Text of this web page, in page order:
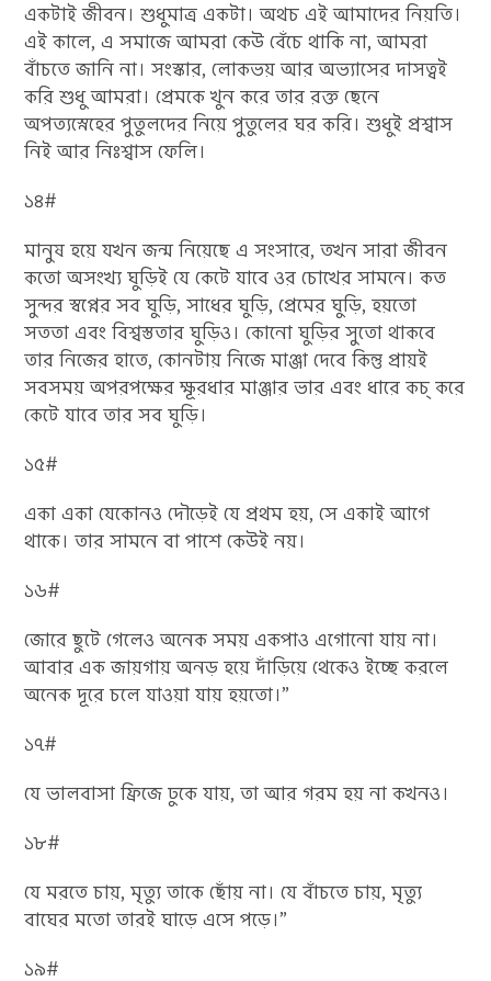
একটাই জীবন।‌ শুধুমাত্র একটা। অথচ এই আমাদের নিয়তি।
এই কালে, এ সমাজে আমরা কেউ বেঁচে থাকি না, আমরা
বাঁচতে ‌জানি না। সংস্কার, লোকভয় আর অভ্যাসের দাসত্বই
করি শুধু আমরা। প্রেমকে খুন‌ করে তার রক্ত ছেনে
অপত্যস্নেহের পুতুলদের নিয়ে পুতুলের ঘর করি। শুধুই প্রশ্বাস
নিই আর নিঃশ্বাস ফেলি।
১৪#
মানুষ হয়ে যখন‌ জন্ম নিয়েছে এ সংসারে, তখন সারা জীবন
কতো অসংখ্য ঘুড়িই যে কেটে যাবে ওর চোখের সামনে। কত
সুন্দর স্বপ্নের সব ঘুড়ি, সাধের ঘুড়ি, প্রেমের ঘুড়ি, হয়তো
সততা এবং বিশ্বস্ততার ঘুড়িও। কোনো ঘুড়ির সুতো থাকবে
তার নিজের হাতে, কোনটায় নিজে মাঞ্জা দেবে কিন্তু প্রায়ই
সবসময় অপরপক্ষের ক্ষূরধার মাঞ্জার ভার এবং ধারে কচ্ করে
কেটে যাবে তার সব ঘুড়ি।
১৫#
একা একা যেকোনও দৌড়েই যে প্রথম হয়, সে একাই আগে
থাকে। তার সামনে বা পাশে কেউই নয়।
১৬#
জোরে ছুটে গেলেও অনেক সময় একপাও এগোনো যায় না।
আবার এক জায়গায় অনড় হয়ে দাঁড়িয়ে থেকেও ইচ্ছে করলে
অনেক দূরে চলে যাওয়া যায় হয়তো।”
১৭#
যে ভালবাসা ফ্রিজে ঢুকে যায়, তা আর গরম হয় না কখনও।
১৮#
যে মরতে চায়, মৃত্যু তাকে ছোঁয় না। যে বাঁচতে চায়, মৃত্যু
বাঘের মতো তারই ঘাড়ে এসে পড়ে।”
১৯#